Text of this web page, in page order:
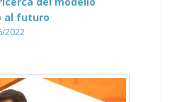
al futuro
2022